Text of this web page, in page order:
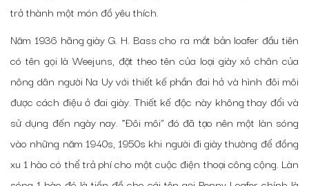
trở thành một món đồ yêu thích.
Năm 1936 hãng giày G. H. Bass cho ra mắt bản loafer đầu tiên
có tên gọi là Weejuns, đặt theo tên của loại giày xỏ chân của
nông dân người Na Uy với thiết kế phần đai hở và hình đôi môi
được cách điệu ở đai giày. Thiết kế độc này không thay đổi và
sử dụng đến ngày nay. “Đôi môi” đó đã tạo nên một làn sóng
vào những năm 1940s, 1950s khi người đi giày thường để đồng
xu 1 hào có thể trả phí cho một cuộc điện thoại công cộng. Làn